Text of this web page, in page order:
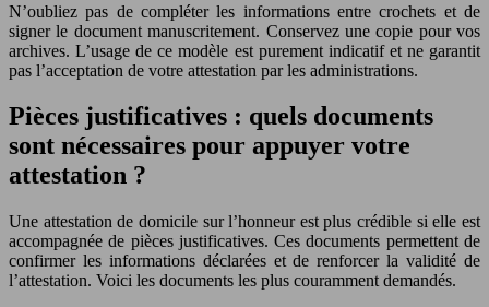
N’oubliez pas de compléter les informations entre crochets et de
signer le document manuscritement. Conservez une copie pour vos
archives. L’usage de ce modèle est purement indicatif et ne garantit
pas l’acceptation de votre attestation par les administrations.
Pièces justificatives : quels documents
sont nécessaires pour appuyer votre
attestation ?
Une attestation de domicile sur l’honneur est plus crédible si elle est
accompagnée de pièces justificatives. Ces documents permettent de
confirmer les informations déclarées et de renforcer la validité de
l’attestation. Voici les documents les plus couramment demandés.